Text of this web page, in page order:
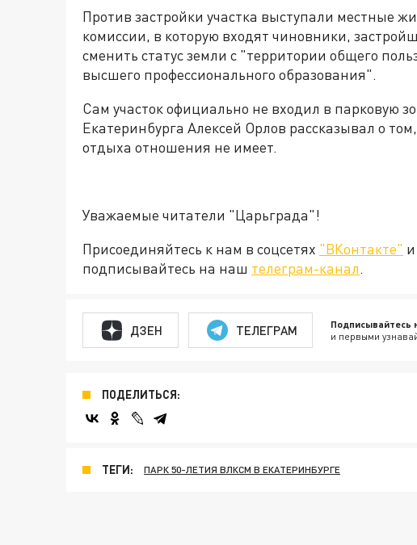
Против застройки участка выступали местные
комиссии, в которую входят чиновники,
сменить статус земли с "территории общего
высшего профессионального образования".
Сам участок официально не входил в парковую
Екатеринбурга Алексей Орлов рассказывал о
отдыха отношения не имеет.
Уважаемые читатели "Царьграда"!
Присоединяйтесь к нам в соцсетях "ВКонтакте" и
подписывайтесь на наш телеграм-канал.
ДЗЕН ТЕЛЕГРАМ Подписывайтесь
и первыми
ПОДЕЛИТЬСЯ:
ТЕГИ: ПАРК 50-ЛЕТИЯ ВЛКСМ В ЕКАТЕРИНБУРГЕ